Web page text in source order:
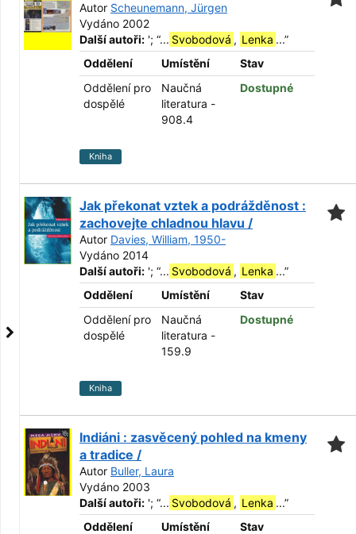
Autor Scheunemann, Jürgen
Vydáno 2002
Další autoři: '; “... Svobodová , Lenka ...”
Oddělení
Umístění
Stav
Oddělení pro
dospělé
Naučná
literatura -
908.4
Dostupné
Kniha
Jak překonat vztek a podrážděnost :
zachovejte chladnou hlavu /
Autor Davies, William, 1950-
Vydáno 2014
Další autoři: '; “... Svobodová , Lenka ...”
Oddělení
Umístění
Stav
Oddělení pro
dospělé
Naučná
literatura -
159.9
Dostupné
Kniha
Indiáni : zasvěcený pohled na kmeny
a tradice /
Autor Buller, Laura
Vydáno 2003
Další autoři: '; “... Svobodová , Lenka ...”
Oddělení
Umístění
Stav